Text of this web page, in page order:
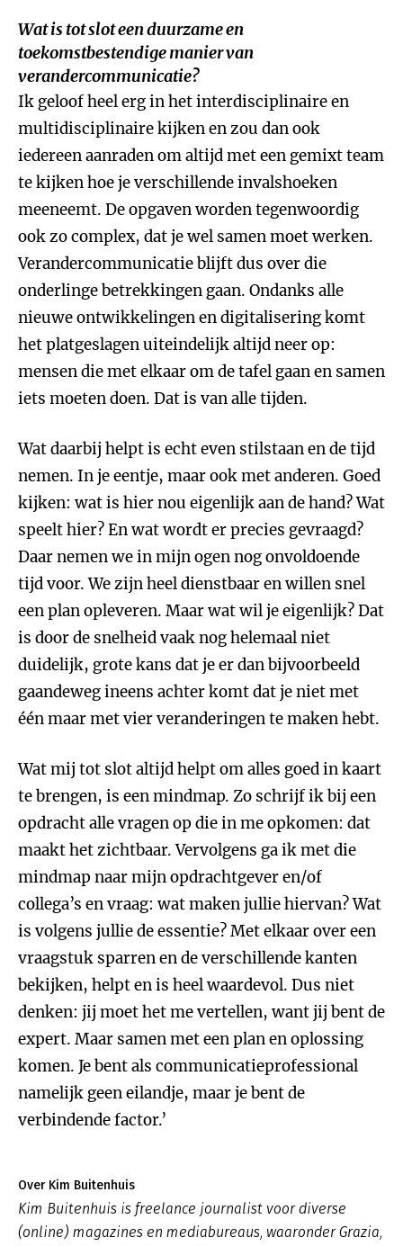
Wat is tot slot een duurzame en
toekomstbestendige manier van
verandercommunicatie?
Ik geloof heel erg in het interdisciplinaire en
multidisciplinaire kijken en zou dan ook
iedereen aanraden om altijd met een gemixt team
te kijken hoe je verschillende invalshoeken
meeneemt. De opgaven worden tegenwoordig
ook zo complex, dat je wel samen moet werken.
Verandercommunicatie blijft dus over die
onderlinge betrekkingen gaan. Ondanks alle
nieuwe ontwikkelingen en digitalisering komt
het platgeslagen uiteindelijk altijd neer op:
mensen die met elkaar om de tafel gaan en samen
iets moeten doen. Dat is van alle tijden.
Wat daarbij helpt is echt even stilstaan en de tijd
nemen. In je eentje, maar ook met anderen. Goed
kijken: wat is hier nou eigenlijk aan de hand? Wat
speelt hier? En wat wordt er precies gevraagd?
Daar nemen we in mijn ogen nog onvoldoende
tijd voor. We zijn heel dienstbaar en willen snel
een plan opleveren. Maar wat wil je eigenlijk? Dat
is door de snelheid vaak nog helemaal niet
duidelijk, grote kans dat je er dan bijvoorbeeld
gaandeweg ineens achter komt dat je niet met
één maar met vier veranderingen te maken hebt.
Wat mij tot slot altijd helpt om alles goed in kaart
te brengen, is een mindmap. Zo schrijf ik bij een
opdracht alle vragen op die in me opkomen: dat
maakt het zichtbaar. Vervolgens ga ik met die
mindmap naar mijn opdrachtgever en/of
collega’s en vraag: wat maken jullie hiervan? Wat
is volgens jullie de essentie? Met elkaar over een
vraagstuk sparren en de verschillende kanten
bekijken, helpt en is heel waardevol. Dus niet
denken: jij moet het me vertellen, want jij bent de
expert. Maar samen met een plan en oplossing
komen. Je bent als communicatieprofessional
namelijk geen eilandje, maar je bent de
verbindende factor.’
Over Kim Buitenhuis
Kim Buitenhuis is freelance journalist voor diverse
(online) magazines en mediabureaus, waaronderGrazia,